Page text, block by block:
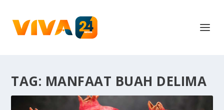
TAG: MANFAAT BUAH DELIMA